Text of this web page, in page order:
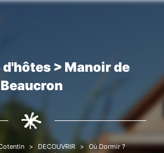
> Manoir de
Beaucron
DECOUVRIR
Où Dormir ?